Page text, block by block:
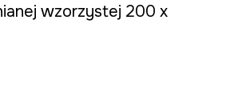
wzorzystej 200 x